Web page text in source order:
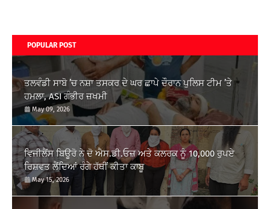
POPULAR POST
ਤਲਵੰਡੀ ਸਾਬੋ ’ਚ ਨਸ਼ਾ ਤਸਕਰ ਦੇ ਘਰ ਛਾਪੇ ਦੌਰਾਨ ਪੁਲਿਸ ਟੀਮ ’ਤੇ
ਹਮਲਾ, ASI ਗੰਭੀਰ ਜ਼ਖਮੀ
May 09, 2026
ਵਿਜੀਲੈਂਸ ਬਿਊਰੋ ਨੇ ਦੋ ਐਸ.ਡੀ.ਓਜ਼ ਅਤੇ ਕਲਰਕ ਨੂੰ 10,000 ਰੁਪਏ
ਰਿਸ਼ਵਤ ਲੈਂਦਿਆਂ ਰੰਗੇ ਹੱਥੀਂ ਕੀਤਾ ਕਾਬੂ
May 15, 2026